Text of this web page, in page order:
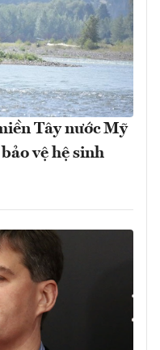
Tây nước Mỹ
vệ hệ sinh